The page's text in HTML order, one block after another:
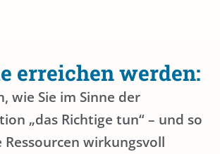
erreichen werden:
wie Sie im Sinne der
„das Richtige tun“ – und so
wirkungsvoll